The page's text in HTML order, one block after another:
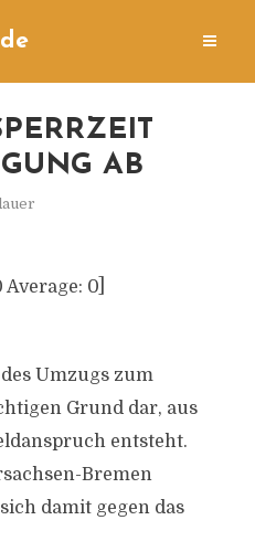
AB
Average: 0]
Umzugs zum
Grund dar, aus
entsteht.
Bremen
damit gegen das